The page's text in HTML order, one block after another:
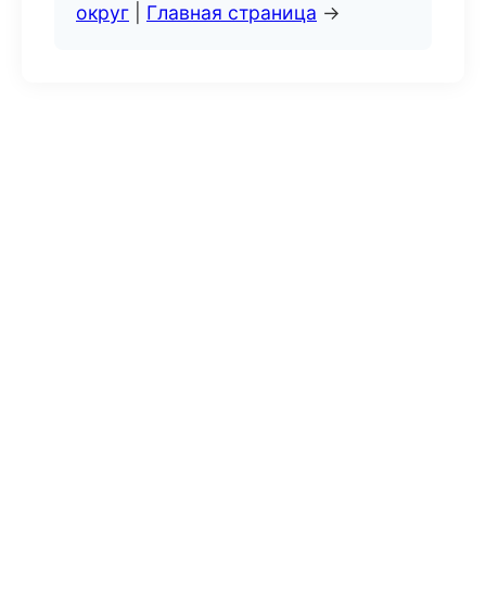
округ
Главная страница →